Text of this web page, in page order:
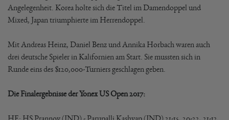
Angelegenheit. Korea holte sich die Titel im Damendoppel und
Mixed, Japan triumphierte im Herrendoppel.
Mit Andreas Heinz, Daniel Benz und Annika Horbach waren auch
drei deutsche Spieler in Kalifornien am Start. Sie mussten sich in
Runde eins des $120,000-Turniers geschlagen geben.
Die Finalergebnisse der Yonex US Open 2017:
HE: HS Prannoy (IND) - Parupalli Kashyap (IND) 21-15, 20-22, 21-12